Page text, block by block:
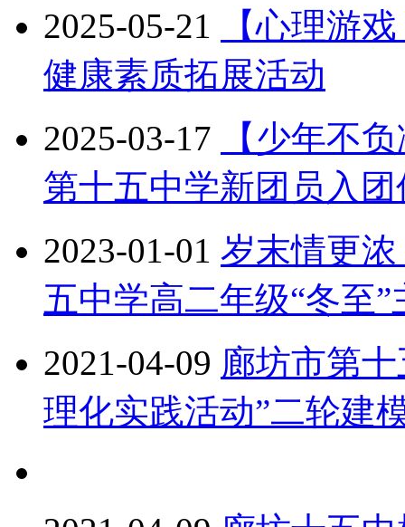
2025-05-21
【心理游
健康素质拓展活动
2025-03-17
【少年不
第十五中学新团员入团
2023-01-01 岁末情更
五中学高二年级“冬至”
2021-04-09 廊坊市第
理化实践活动”二轮建